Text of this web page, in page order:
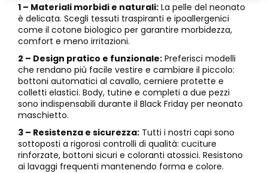
1 – Materiali morbidi e naturali: La pelle del neonato
è delicata. Scegli tessuti traspiranti e ipoallergenici
come il cotone biologico per garantire morbidezza,
comfort e meno irritazioni.
2 – Design pratico e funzionale: Preferisci modelli
che rendano più facile vestire e cambiare il piccolo:
bottoni automatici al cavallo, cerniere protette e
colletti elastici. Body, tutine e completi a due pezzi
sono indispensabili durante il Black Friday per neonato
maschietto.
3 – Resistenza e sicurezza: Tutti i nostri capi sono
sottoposti a rigorosi controlli di qualità: cuciture
rinforzate, bottoni sicuri e coloranti atossici. Resistono
ai lavaggi frequenti mantenendo forma e colore.